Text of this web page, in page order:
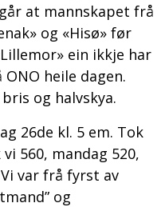
at mannskapet frå
og «Hisø» før
ein ikkje har
heile dagen.
og halvskya.
26de kl. 5 em. Tok
560, mandag 520,
var frå fyrst av
og